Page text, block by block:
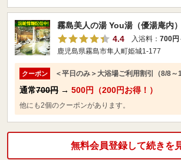
霧島美人の湯 You湯（優湯庵内）
4.4
入浴料： 700円
鹿児島県霧島市隼人町姫城1-177
クーポン ＜平日のみ＞大浴場ご利用割引（8/8～
通常700円 → 500円（200円お得！）
他にも2個のクーポンがあります。
無料会員登録して続きを